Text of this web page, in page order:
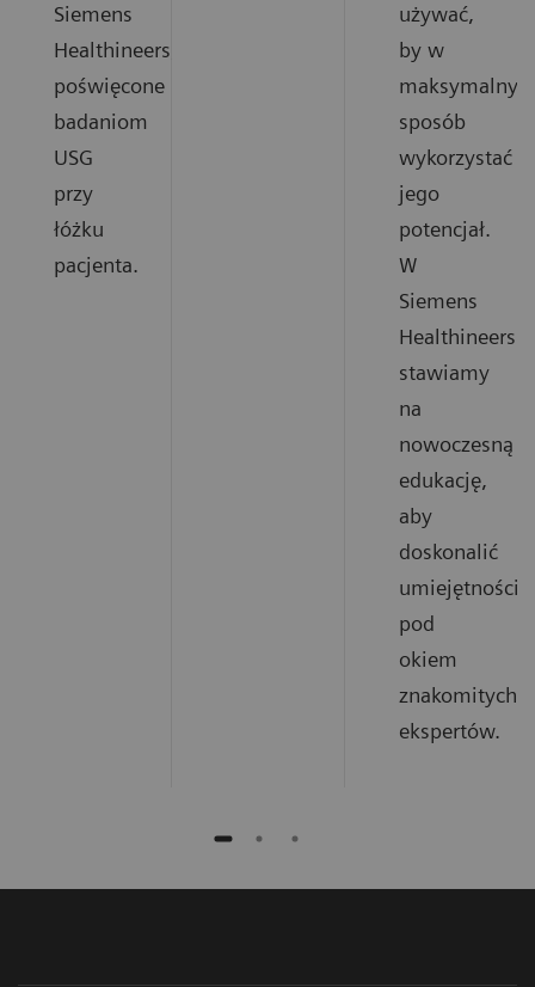
Siemens
Healthineers,
poświęcone
badaniom
USG
przy
łóżku
pacjenta.
używać,
by w
maksymalny
sposób
wykorzystać
jego
potencjał.
W
Siemens
Healthineers
stawiamy
na
nowoczesną
edukację,
aby
doskonalić
umiejętności
pod
okiem
znakomitych
ekspertów.